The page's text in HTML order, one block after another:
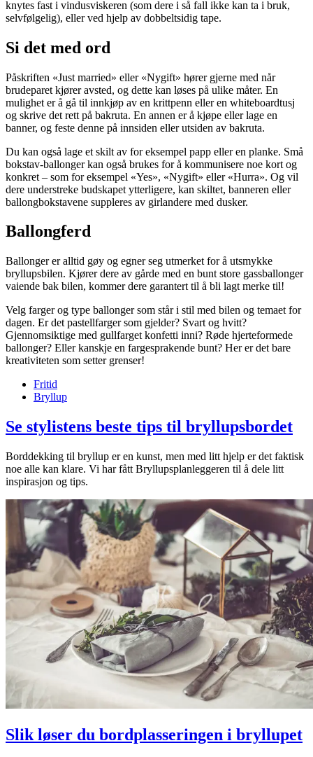
knytes fast i vindusviskeren (som dere i så fall ikke kan ta i bruk,
selvfølgelig), eller ved hjelp av dobbeltsidig tape.
Si det med ord
Påskriften «Just married» eller «Nygift» hører gjerne med når
brudeparet kjører avsted, og dette kan løses på ulike måter. En
mulighet er å gå til innkjøp av en krittpenn eller en whiteboardtusj
og skrive det rett på bakruta. En annen er å kjøpe eller lage en
banner, og feste denne på innsiden eller utsiden av bakruta.
Du kan også lage et skilt av for eksempel papp eller en planke. Små
bokstav-ballonger kan også brukes for å kommunisere noe kort og
konkret – som for eksempel «Yes», «Nygift» eller «Hurra». Og vil
dere understreke budskapet ytterligere, kan skiltet, banneren eller
ballongbokstavene suppleres av girlandere med dusker.
Ballongferd
Ballonger er alltid gøy og egner seg utmerket for å utsmykke
bryllupsbilen. Kjører dere av gårde med en bunt store gassballonger
vaiende bak bilen, kommer dere garantert til å bli lagt merke til!
Velg farger og type ballonger som står i stil med bilen og temaet for
dagen. Er det pastellfarger som gjelder? Svart og hvitt?
Gjennomsiktige med gullfarget konfetti inni? Røde hjerteformede
ballonger? Eller kanskje en fargesprakende bunt? Her er det bare
kreativiteten som setter grenser!
Fritid
Bryllup
Se stylistens beste tips til bryllupsbordet
Borddekking til bryllup er en kunst, men med litt hjelp er det faktisk
noe alle kan klare. Vi har fått Bryllupsplanleggeren til å dele litt
inspirasjon og tips.
Slik løser du bordplasseringen i bryllupet